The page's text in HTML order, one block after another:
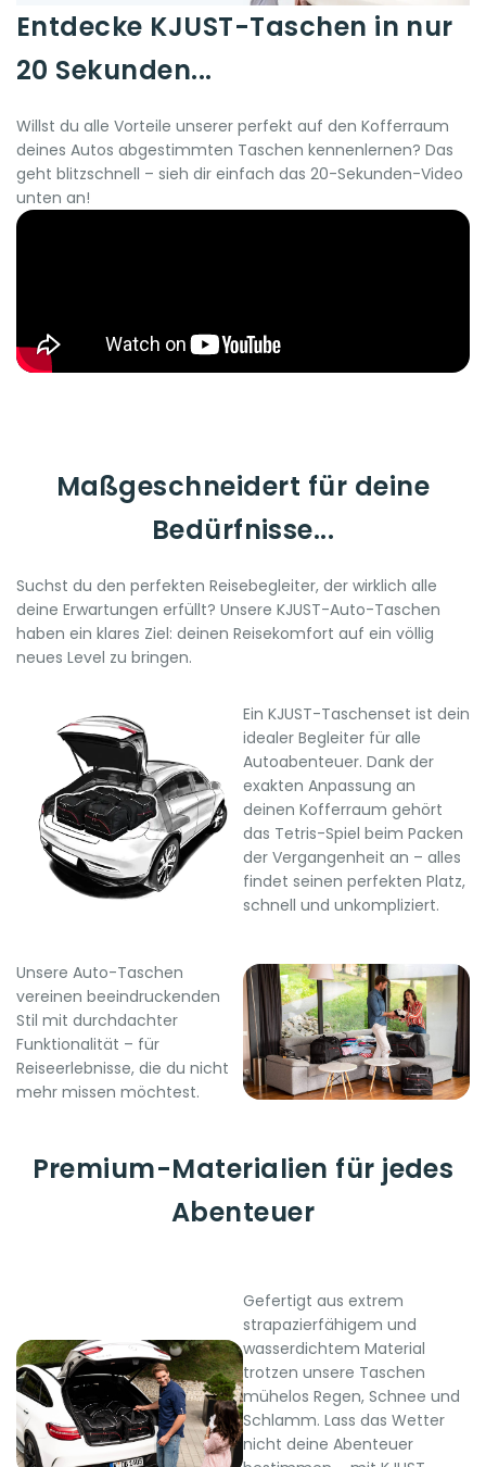
Entdecke KJUST-Taschen in nur
20 Sekunden...
Willst du alle Vorteile unserer perfekt auf den Kofferraum
deines Autos abgestimmten Taschen kennenlernen? Das
geht blitzschnell – sieh dir einfach das 20-Sekunden-Video
unten an!
Maßgeschneidert für deine
Bedürfnisse...
Suchst du den perfekten Reisebegleiter, der wirklich alle
deine Erwartungen erfüllt? Unsere KJUST-Auto-Taschen
haben ein klares Ziel: deinen Reisekomfort auf ein völlig
neues Level zu bringen.
Ein KJUST-Taschenset ist dein
idealer Begleiter für alle
Autoabenteuer. Dank der
exakten Anpassung an
deinen Kofferraum gehört
das Tetris-Spiel beim Packen
der Vergangenheit an – alles
findet seinen perfekten Platz,
schnell und unkompliziert.
Unsere Auto-Taschen
vereinen beeindruckenden
Stil mit durchdachter
Funktionalität – für
Reiseerlebnisse, die du nicht
mehr missen möchtest.
Premium-Materialien für jedes
Abenteuer
Gefertigt aus extrem
strapazierfähigem und
wasserdichtem Material
trotzen unsere Taschen
mühelos Regen, Schnee und
Schlamm. Lass das Wetter
nicht deine Abenteuer